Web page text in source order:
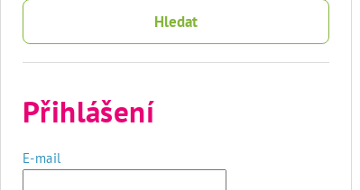
Hledat
Přihlášení
E-mail